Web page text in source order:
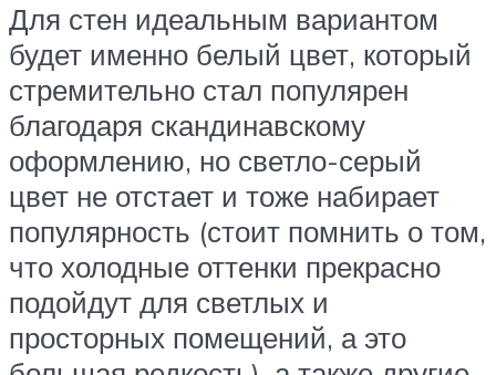
Для стен идеальным вариантом
будет именно белый цвет, который
стремительно стал популярен
благодаря скандинавскому
оформлению, но светло-серый
цвет не отстает и тоже набирает
популярность (стоит помнить о том,
что холодные оттенки прекрасно
подойдут для светлых и
просторных помещений, а это